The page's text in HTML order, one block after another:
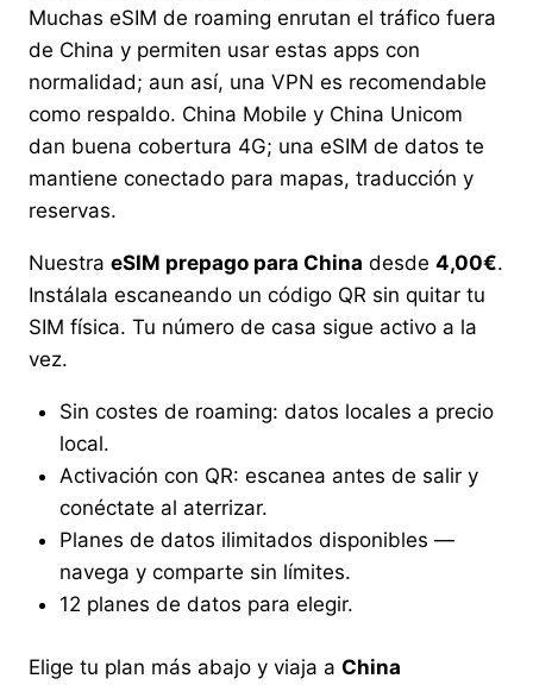
Muchas eSIM de roaming enrutan el tráfico fuera
de China y permiten usar estas apps con
normalidad; aun así, una VPN es recomendable
como respaldo. China Mobile y China Unicom
dan buena cobertura 4G; una eSIM de datos te
mantiene conectado para mapas, traducción y
reservas.
Nuestra eSIM prepago para China desde 4,00€.
Instálala escaneando un código QR sin quitar tu
SIM física. Tu número de casa sigue activo a la
vez.
Sin costes de roaming: datos locales a precio
local.
Activación con QR: escanea antes de salir y
conéctate al aterrizar.
Planes de datos ilimitados disponibles —
navega y comparte sin límites.
12 planes de datos para elegir.
Elige tu plan más abajo y viaja a China